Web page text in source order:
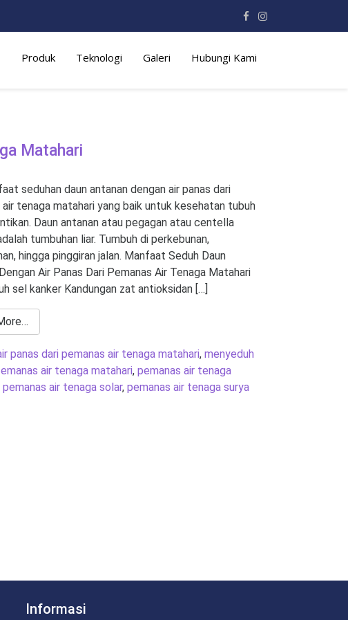
Produk Teknologi Galeri Hubungi Kami
Matahari
seduhan daun antanan dengan air panas dari
air tenaga matahari yang baik untuk kesehatan tubuh
Daun antanan atau pegagan atau centella
tumbuhan liar. Tumbuh di perkebunan,
hingga pinggiran jalan. Manfaat Seduh Daun
Air Panas Dari Pemanas Air Tenaga Matahari
sel kanker Kandungan zat antioksidan […]
panas dari pemanas air tenaga matahari, menyeduh
air tenaga matahari, pemanas air tenaga
pemanas air tenaga solar, pemanas air tenaga surya
Informasi